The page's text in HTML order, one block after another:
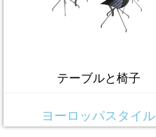
テーブルと椅子
ヨーロッパスタイル